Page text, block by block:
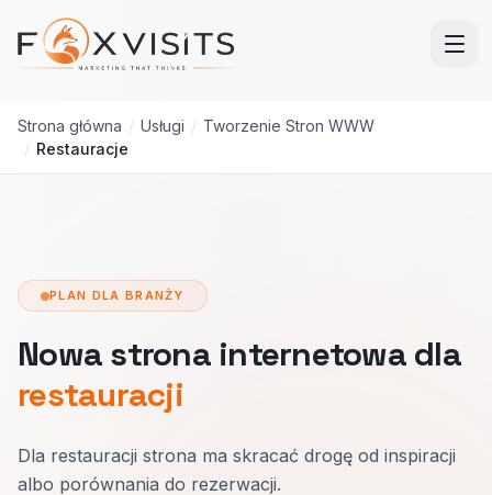
Przejdź do treści głównej
Strona główna / Usługi / Tworzenie Stron WWW
/ Restauracje
PLAN DLA BRANŻY
Nowa strona internetowa dla
restauracji
Dla restauracji strona ma skracać drogę od inspiracji
albo porównania do rezerwacji.